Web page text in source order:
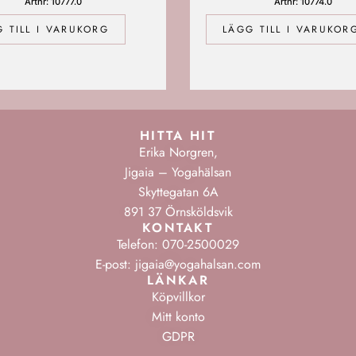
TILL I VARUKORG LÄGG TILL I
HITTA HIT
Erika Norgren,
Jigaia – Yogahälsan
Skyttegatan 6A
891 37 Örnsköldsvik
KONTAKT
Telefon: 070-2500029
E-post: jigaia@yogahalsan.com
LÄNKAR
Köpvillkor
Mitt konto
GDPR